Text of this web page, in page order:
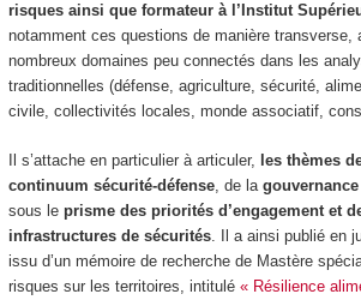
risques ainsi que formateur à l’Institut
notamment ces questions de manière transverse,
nombreux domaines peu connectés dans les
traditionnelles (défense, agriculture, sécurité,
civile, collectivités locales, monde associatif,
Il s’attache en particulier à articuler, les thèmes
continuum sécurité-défense, de la
sous le prisme des priorités d’engagement et
infrastructures de sécurités. Il a ainsi publié en
issu d’un mémoire de recherche de Mastère
risques sur les territoires, intitulé « Résilience